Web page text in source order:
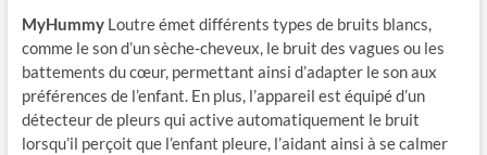
MyHummyLoutre émet différents types de bruits blancs,
comme le son d’un sèche-cheveux, le bruit des vagues ou les
battements du cœur, permettant ainsi d’adapter le son aux
préférences de l’enfant. En plus, l’appareil est équipé d’un
détecteur de pleurs qui active automatiquement le bruit
lorsqu’il perçoit que l’enfant pleure, l’aidant ainsi à se calmer